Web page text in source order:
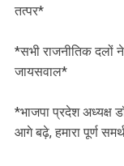
तत्पर*
*सभी राजनीतिक दलों
जायसवाल*
*भाजपा प्रदेश अध्यक्ष
आगे बढ़े, हमारा पूर्ण